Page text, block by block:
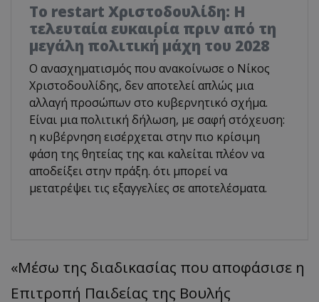
Το restart Χριστοδουλίδη: Η
τελευταία ευκαιρία πριν από τη
μεγάλη πολιτική μάχη του 2028
Ο ανασχηματισμός που ανακοίνωσε ο Νίκος
Χριστοδουλίδης, δεν αποτελεί απλώς μια
αλλαγή προσώπων στο κυβερνητικό σχήμα.
Είναι μια πολιτική δήλωση, με σαφή στόχευση:
η κυβέρνηση εισέρχεται στην πιο κρίσιμη
φάση της θητείας της και καλείται πλέον να
αποδείξει στην πράξη. ότι μπορεί να
μετατρέψει τις εξαγγελίες σε αποτελέσματα.
«Μέσω της διαδικασίας που αποφάσισε η
Επιτροπή Παιδείας της Βουλής